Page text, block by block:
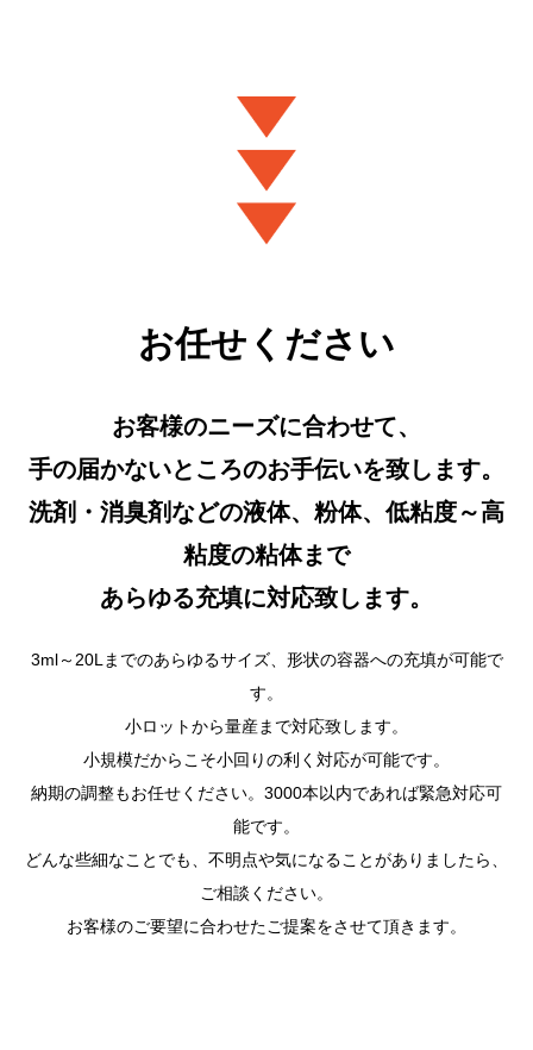
お任せください
お客様のニーズに合わせて、
手の届かないところのお手伝いを致します。
洗剤・消臭剤などの液体、粉体、低粘度～高
粘度の粘体まで
あらゆる充填に対応致します。
3ml～20Lまでのあらゆるサイズ、形状の容器への充填が可能で
す。
小ロットから量産まで対応致します。
小規模だからこそ小回りの利く対応が可能です。
納期の調整もお任せください。3000本以内であれば緊急対応可
能です。
どんな些細なことでも、不明点や気になることがありましたら、
ご相談ください。
お客様のご要望に合わせたご提案をさせて頂きます。